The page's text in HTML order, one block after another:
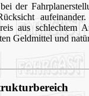
der
aus schlechtem
Geldmittel und